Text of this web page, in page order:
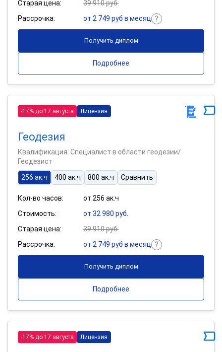
Старая цена:
39 910 руб.
Рассрочка:
от 2 749 руб в месяц
Получить диплом
Подробнее
-17% до 17 августа Лицензия
Геодезия
Квалификация: Специалист в области геодезии/
Геодезист
256 ак.ч
400 ак.ч 800 ак.ч Сравнить
Кол-во часов:
от 256 ак.ч
Стоимость:
от 32 980 руб.
Старая цена:
39 910 руб.
Рассрочка:
от 2 749 руб в месяц
Получить диплом
Подробнее
-17% до 17 августа Лицензия